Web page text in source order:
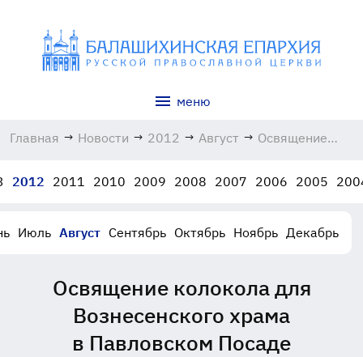
меню
Главная → Новости → 2012 → Август → Освящение
храма
28.08.2012
2012 2011 2010 2009 2008 2007 2006 2005
Июль Август Сентябрь Октябрь Ноябрь Декабрь
Освящение колокола для
Вознесенского храма
в Павловском Посаде